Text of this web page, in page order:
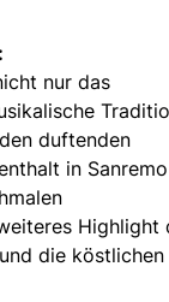
nur das
duftenden
in
Highlight
die köstlichen